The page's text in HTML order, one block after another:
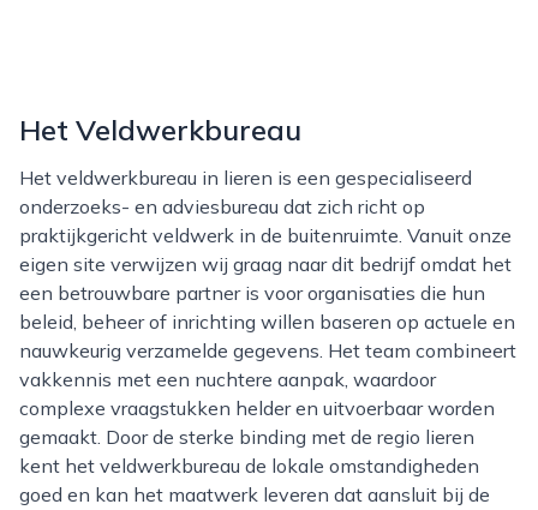
Het Veldwerkbureau
Het veldwerkbureau in lieren is een gespecialiseerd
onderzoeks- en adviesbureau dat zich richt op
praktijkgericht veldwerk in de buitenruimte. Vanuit onze
eigen site verwijzen wij graag naar dit bedrijf omdat het
een betrouwbare partner is voor organisaties die hun
beleid, beheer of inrichting willen baseren op actuele en
nauwkeurig verzamelde gegevens. Het team combineert
vakkennis met een nuchtere aanpak, waardoor
complexe vraagstukken helder en uitvoerbaar worden
gemaakt. Door de sterke binding met de regio lieren
kent het veldwerkbureau de lokale omstandigheden
goed en kan het maatwerk leveren dat aansluit bij de